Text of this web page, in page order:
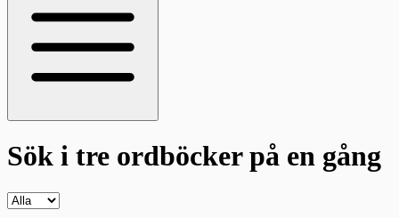
Sök i tre ordböckerpå en gång